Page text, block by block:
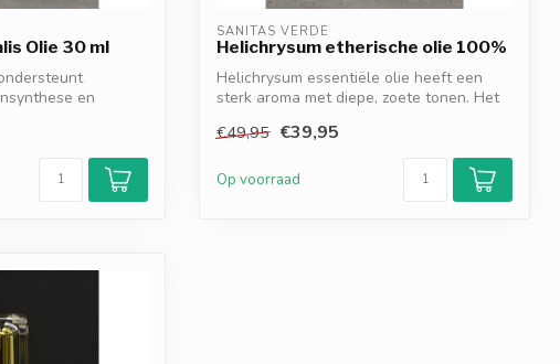
Olie 30 ml
en
SANITAS VERDE
Helichrysum etherische olie 100%
Helichrysum essentiële olie heeft een
sterk aroma met diepe, zoete tonen. Het
€49,95 €39,95
Op voorraad